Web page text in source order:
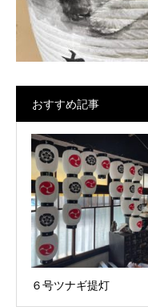
おすすめ記事
６号ツナギ提灯